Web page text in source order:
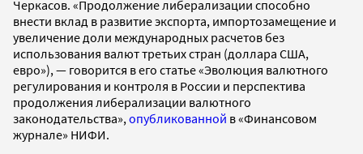
Черкасов. «Продолжение либерализации способно
внести вклад в развитие экспорта, импортозамещение и
увеличение доли международных расчетов без
использования валют третьих стран (доллара США,
евро»), — говорится в его статье «Эволюция валютного
регулирования и контроля в России и перспектива
продолжения либерализации валютного
законодательства», опубликованной в «Финансовом
журнале» НИФИ.